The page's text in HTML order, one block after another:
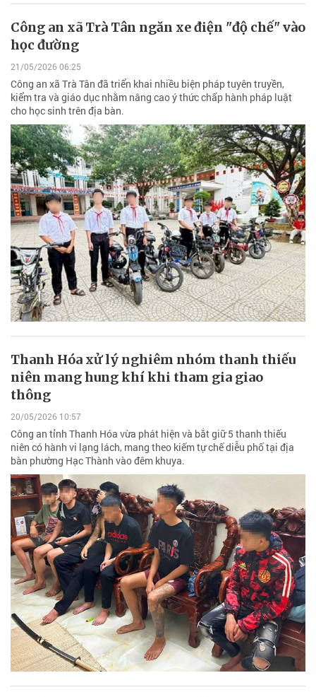
Công an xã Trà Tân ngăn xe điện "độ chế" vào
học đường
21/05/2026 06:25
Công an xã Trà Tân đã triển khai nhiều biện pháp tuyên truyền,
kiểm tra và giáo dục nhằm nâng cao ý thức chấp hành pháp luật
cho học sinh trên địa bàn.
Thanh Hóa xử lý nghiêm nhóm thanh thiếu
niên mang hung khí khi tham gia giao
thông
20/05/2026 10:57
Công an tỉnh Thanh Hóa vừa phát hiện và bắt giữ 5 thanh thiếu
niên có hành vi lạng lách, mang theo kiếm tự chế diễu phố tại địa
bàn phường Hạc Thành vào đêm khuya.